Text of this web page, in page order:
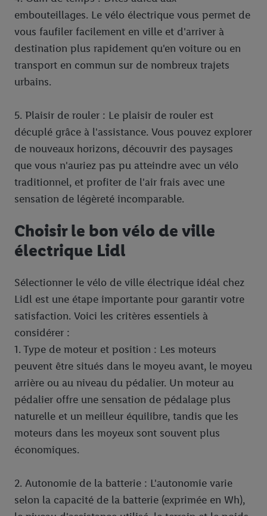
embouteillages. Le vélo électrique vous permet de
vous faufiler facilement en ville et d'arriver à
destination plus rapidement qu'en voiture ou en
transport en commun sur de nombreux trajets
urbains.
5. Plaisir de rouler : Le plaisir de rouler est
décuplé grâce à l'assistance. Vous pouvez explorer
de nouveaux horizons, découvrir des paysages
que vous n'auriez pas pu atteindre avec un vélo
traditionnel, et profiter de l'air frais avec une
sensation de légèreté incomparable.
Choisir le bon vélo de ville
électrique Lidl
Sélectionner le vélo de ville électrique idéal chez
Lidl est une étape importante pour garantir votre
satisfaction. Voici les critères essentiels à
considérer :
1. Type de moteur et position : Les moteurs
peuvent être situés dans le moyeu avant, le moyeu
arrière ou au niveau du pédalier. Un moteur au
pédalier offre une sensation de pédalage plus
naturelle et un meilleur équilibre, tandis que les
moteurs dans les moyeux sont souvent plus
économiques.
2. Autonomie de la batterie : L'autonomie varie
selon la capacité de la batterie (exprimée en Wh),
avec d’autres identifiants ou identifiants qui vous sont
attribués et dont dispose Criteo S.A.
Sous réserve de votre accord, les publicités liées au reciblage,
c’est-à-dire des publicités pour des produits pour lesquels vous
avez montré de l’intérêt (par exemple en plaçant le produit dans
un panier d’un webshop mais sans procéder à l’achat) peuvent
services de Lidl si plusieurs terminaux ou plusieurs services de
Lidl peuvent vous être attribués en utilisant votre adresse e-
mail hachée et, le cas échéant, d’autres identifiants/identifiants
Sous « Personnaliser », vous pouvez autoriser des finalités
individuelles et trouver de plus amples informations sur le
traitement des données.
l’utilisation des technologies nécessaires. En cliquant sur «
Accepter », vous autorisez tous les traitements pour toutes les
finalités susmentionnées. Vous trouverez de plus amples
droit de révoquer votre consentement à tout moment avec effet
pour l’avenir dans notredéclaration relative à la protection des
données.Vous trouverez les impressions ici.